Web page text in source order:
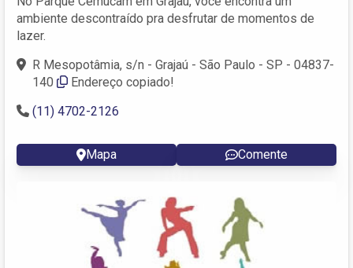
ambiente descontraído pra desfrutar de momentos de
lazer.
R Mesopotâmia, s/n - Grajaú - São Paulo - SP - 04837-
140
Endereço copiado!
(11) 4702-2126
Mapa Comente